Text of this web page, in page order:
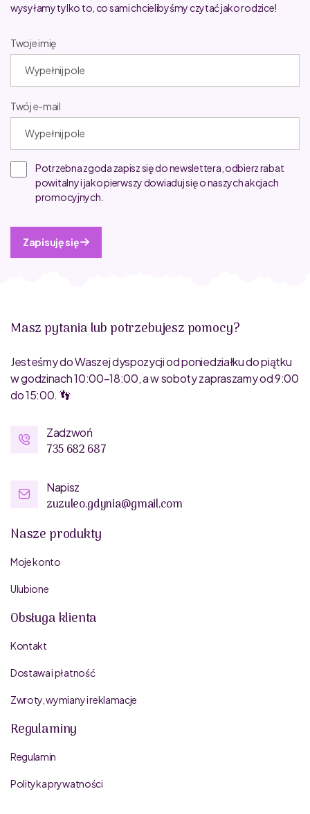
wysyłamy tylko to, co sami chcielibyśmy czytać jako rodzice!
Twoje imię
Twój e-mail
Potrzebna zgoda zapisz się do newslettera, odbierz rabat
powitalny i jako pierwszy dowiaduj się o naszych akcjach
promocyjnych.
Zapisuję się
Masz pytania lub potrzebujesz pomocy?
Jesteśmy do Waszej dyspozycji od poniedziałku do piątku
w godzinach 10:00–18:00, a w soboty zapraszamy od 9:00
do 15:00. 👣
Zadzwoń
735 682 687
Napisz
zuzuleo.gdynia@gmail.com
Nasze produkty
Moje konto
Ulubione
Obsługa klienta
Kontakt
Dostawa i płatność
Zwroty, wymiany i reklamacje
Regulaminy
Regulamin
Polityka prywatności